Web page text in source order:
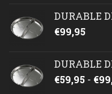
DURABLE
€99,95
DURABLE
€59,95 - €